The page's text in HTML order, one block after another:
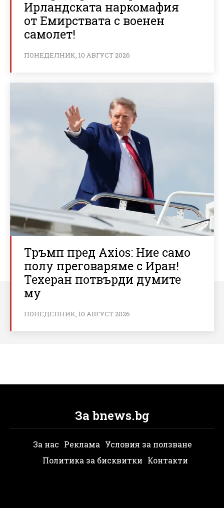
Ирландската наркомафия
от Емирствата с военен
самолет!
ПОНЕДЕЛНИК, 10 АВГУСТ 2026
Тръмп пред Axios: Ние само
полу преговаряме с Иран!
Техеран потвърди думите
му
ПОНЕДЕЛНИК, 10 АВГУСТ 2026
За bnews.bg
За нас Реклама Условия за ползване
Политика за бисквитки Контакти